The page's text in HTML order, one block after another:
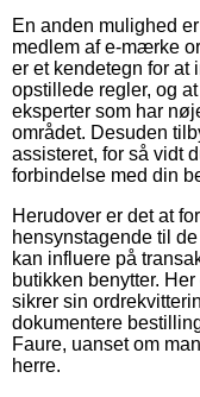
En anden mulighed
medlem af e-mærke
er et kendetegn for at
opstillede regler, og
eksperter som har
området. Desuden
assisteret, for så vidt
forbindelse med din
Herudover er det at
hensynstagende til
kan influere på
butikken benytter.
sikrer sin
dokumentere
Faure, uanset om
herre.